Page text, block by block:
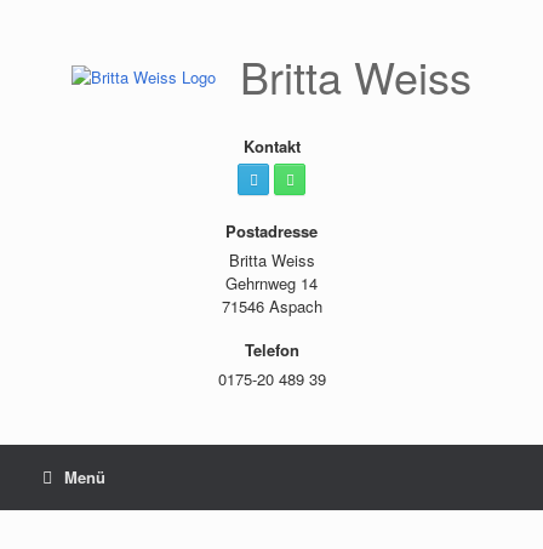
Britta Weiss
Kontakt
Postadresse
Britta Weiss
Gehrnweg 14
71546 Aspach
Telefon
0175-20 489 39
Menü